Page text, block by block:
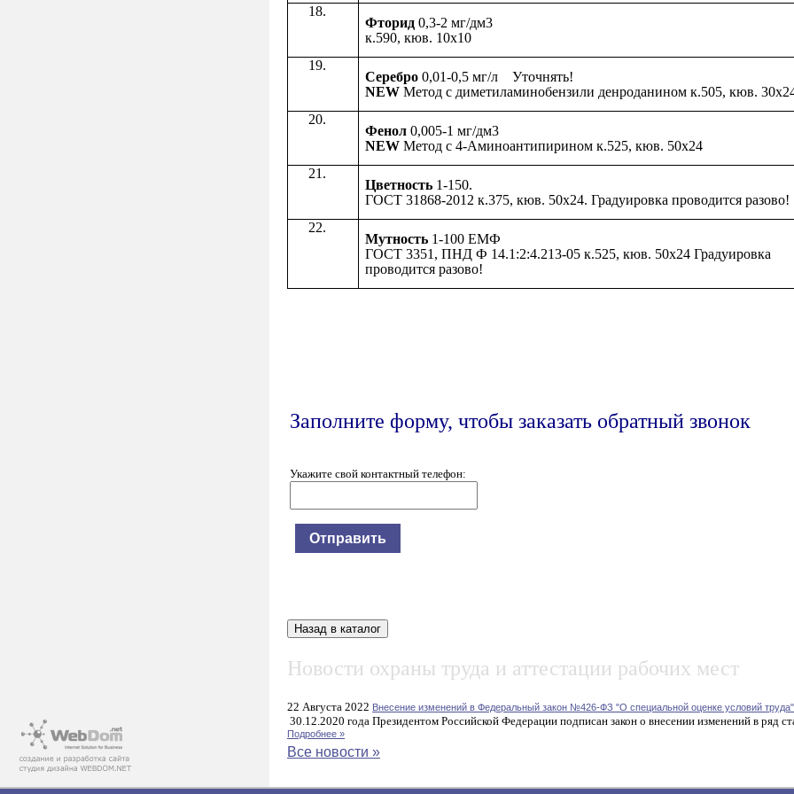
Фторид0,3-2 мг/дм3
к.590, кюв. 10х10
Cеребро0,01-0,5 мг/л Уточнять!
NEWМетод с диметиламинобензили денроданином к.505, кюв.
Фенол0,005-1 мг/дм3
NEWМетод с 4-Аминоантипирином к.525, кюв. 50х24
Цветность 1-150.
ГОСТ 31868-2012 к.375, кюв. 50х24. Градуировка проводится разово!
Мутность 1-100 ЕМФ
ГОСТ 3351, ПНД Ф 14.1:2:4.213-05 к.525, кюв. 50х24 Градуировка
проводится разово!
Заполните форму, чтобы заказать обратный звонок
Укажите свой контактный телефон:
Новости охраны труда и аттестации рабочих мест
22 Августа 2022 Внесение изменений в Федеральный закон №426-ФЗ "О специальной оценке условий труда"
30.12.2020 года Президентом Российской Федерации подписан закон о внесении изменений в ряд
Подробнее »
Все новости »